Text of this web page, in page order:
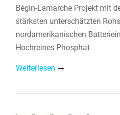
Bégin-Lamarche Projekt mit
stärksten unterschätzten
nordamerikanischen
Hochreines Phosphat
Weiterlesen